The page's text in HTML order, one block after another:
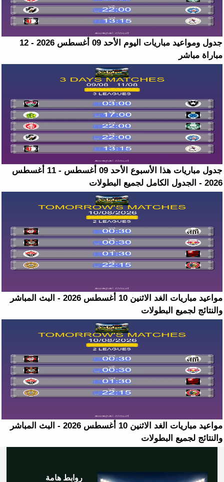
جدول ومواعيد مباريات اليوم الأحد 09 أغسطس 2026 - 12
مباراة مباشر
جدول مباريات هذا الأسبوع الأحد 09 أغسطس - 11 أغسطس
2026 - الجدول الكامل لجميع البطولات
مواعيد مباريات الغد الاثنين 10 أغسطس 2026 - البث المباشر
والنتائج لجميع البطولات
مواعيد مباريات الغد الاثنين 10 أغسطس 2026 - البث المباشر
والنتائج لجميع البطولات
روابط هامة